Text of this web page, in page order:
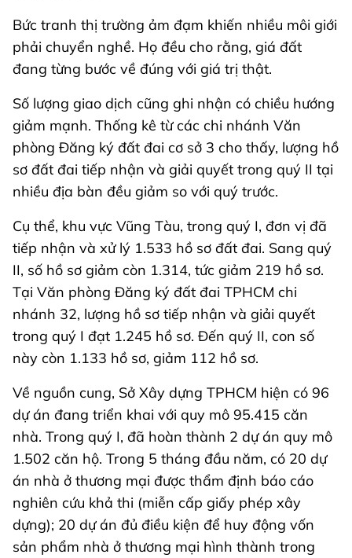
Bức tranh thị trường ảm đạm khiến nhiều môi giới
phải chuyển nghề. Họ đều cho rằng, giá đất
đang từng bước về đúng với giá trị thật.
Số lượng giao dịch cũng ghi nhận có chiều hướng
giảm mạnh. Thống kê từ các chi nhánh Văn
phòng Đăng ký đất đai cơ sở 3 cho thấy, lượng hồ
sơ đất đai tiếp nhận và giải quyết trong quý II tại
nhiều địa bàn đều giảm so với quý trước.
Cụ thể, khu vực Vũng Tàu, trong quý I, đơn vị đã
tiếp nhận và xử lý 1.533 hồ sơ đất đai. Sang quý
II, số hồ sơ giảm còn 1.314, tức giảm 219 hồ sơ.
Tại Văn phòng Đăng ký đất đai TPHCM chi
nhánh 32, lượng hồ sơ tiếp nhận và giải quyết
trong quý I đạt 1.245 hồ sơ. Đến quý II, con số
này còn 1.133 hồ sơ, giảm 112 hồ sơ.
Về nguồn cung, Sở Xây dựng TPHCM hiện có 96
dự án đang triển khai với quy mô 95.415 căn
nhà. Trong quý I, đã hoàn thành 2 dự án quy mô
1.502 căn hộ. Trong 5 tháng đầu năm, có 20 dự
án nhà ở thương mại được thẩm định báo cáo
nghiên cứu khả thi (miễn cấp giấy phép xây
dựng); 20 dự án đủ điều kiện để huy động vốn
sản phẩm nhà ở thương mại hình thành trong